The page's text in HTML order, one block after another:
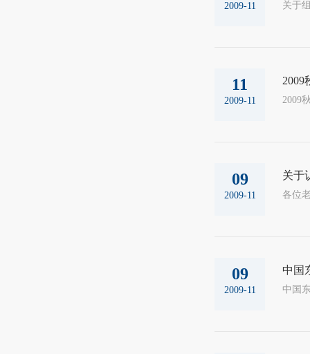
2009-11
11
2009-11
2009
09
2009-11
关于
09
2009-11
中国